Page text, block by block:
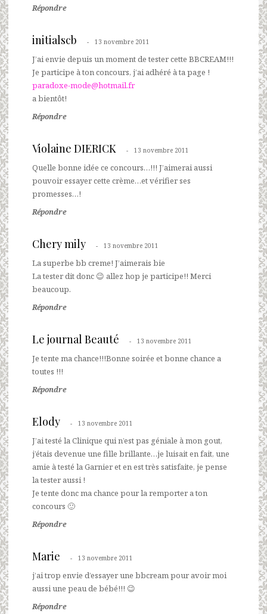
Répondre
initialscb 13 novembre 2011
J’ai envie depuis un moment de tester cette BBCREAM!!!
Je participe à ton concours, j’ai adhéré à ta page !
paradoxe-mode@hotmail.fr
a bientôt!
Répondre
Violaine DIERICK 13 novembre 2011
Quelle bonne idée ce concours…!!! J’aimerai aussi
pouvoir essayer cette crème…et vérifier ses
promesses…!
Répondre
Chery mily 13 novembre 2011
La superbe bb creme! J’aimerais bie
La tester dit donc 😉 allez hop je participe!! Merci
beaucoup.
Répondre
Le journal Beauté 13 novembre 2011
Je tente ma chance!!!Bonne soirée et bonne chance a
toutes !!!
Répondre
Elody 13 novembre 2011
J’ai testé la Clinique qui n’est pas géniale à mon gout,
j’étais devenue une fille brillante…je luisait en fait, une
amie à testé la Garnier et en est très satisfaite, je pense
la tester aussi !
Je tente donc ma chance pour la remporter a ton
concours 🙂
Répondre
Marie 13 novembre 2011
j’ai trop envie d’essayer une bbcream pour avoir moi
aussi une peau de bébé!!! 😉
Répondre